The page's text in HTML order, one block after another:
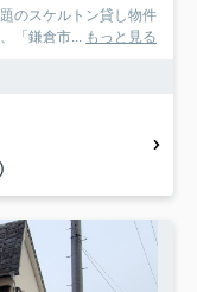
のスケルトン貸し物件
「鎌倉市... もっと見る